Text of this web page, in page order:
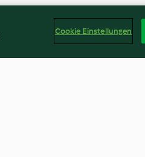
Cookie Einstellungen